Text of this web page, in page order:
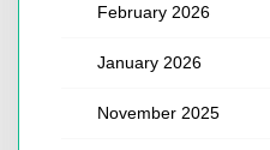
February 2026
January 2026
November 2025